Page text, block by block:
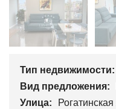
Тип недвижимости:
Вид предложения:
Улица: